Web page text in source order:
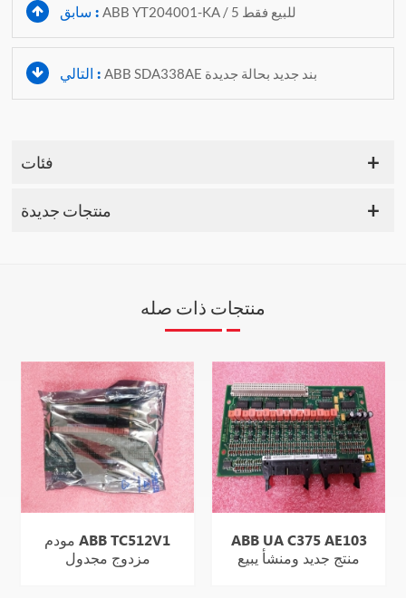
سابق : ABB YT204001-KA / 5 للبيع فقط
التالي : ABB SDA338AE بند جديد بحالة جديدة
فئات
منتجات جديدة
منتجات ذات صله
مودم ABB TC512V1
مزدوج مجدول
ABB UA C375 AE103
منتج جديد ومنشأ يبيع